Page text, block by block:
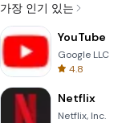
가장 인기 있는
YouTube
Google LLC
4.8
Netflix
Netflix, Inc.